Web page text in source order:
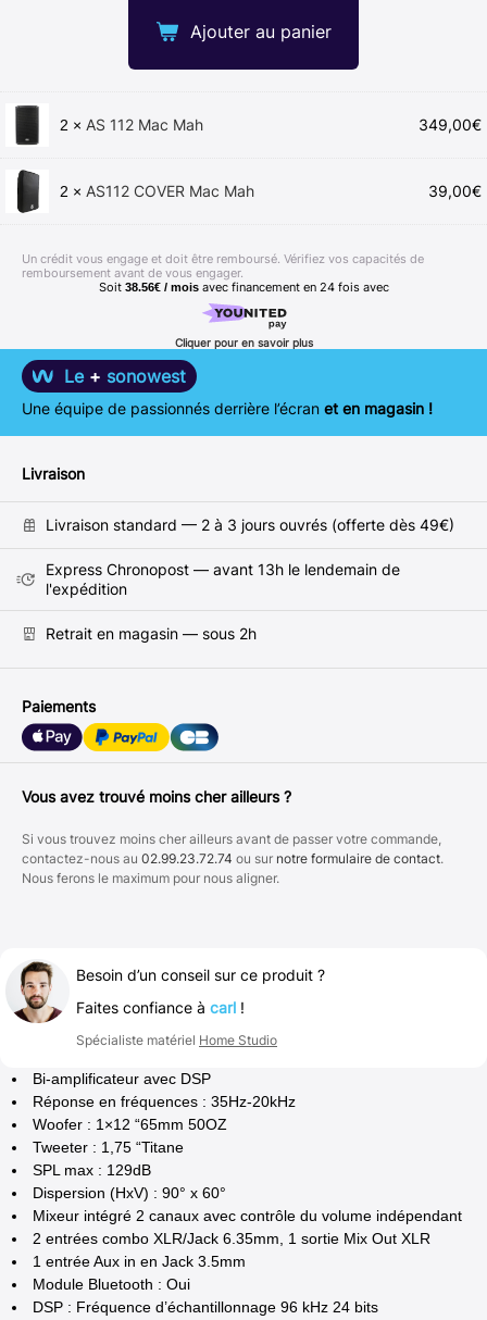
2 × AS 112 Mac Mah 349,00€
2 × AS112 COVER Mac Mah 39,00€
Ajouter au panier
Soit 38.56€ / mois avec financement en 24 fois avec
Cliquer pour en savoir plus
Un crédit vous engage et doit être remboursé. Vérifiez vos capacités de
remboursement avant de vous engager.
Le + sonowest
Une équipe de passionnés derrière l’écran et en magasin !
Livraison
Livraison standard — 2 à 3 jours ouvrés (offerte dès 49€)
Express Chronopost — avant 13h le lendemain de
l'expédition
Retrait en magasin — sous 2h
Paiements
Vous avez trouvé moins cher ailleurs ?
Si vous trouvez moins cher ailleurs avant de passer votre commande,
contactez-nous au 02.99.23.72.74 ou sur notre formulaire de contact.
Nous ferons le maximum pour nous aligner.
Besoin d’un conseil sur ce produit ?
Faites confiance à carl !
Spécialiste matériel Home Studio
Bi-amplificateur avec DSP
Réponse en fréquences : 35Hz-20kHz
Woofer : 1×12 “65mm 50OZ
Tweeter : 1,75 “Titane
SPL max : 129dB
Dispersion (HxV) : 90° x 60°
Mixeur intégré 2 canaux avec contrôle du volume indépendant
2 entrées combo XLR/Jack 6.35mm, 1 sortie Mix Out XLR
1 entrée Aux in en Jack 3.5mm
Module Bluetooth : Oui
DSP : Fréquence d’échantillonnage 96 kHz 24 bits